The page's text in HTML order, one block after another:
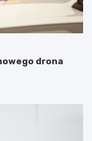
drona